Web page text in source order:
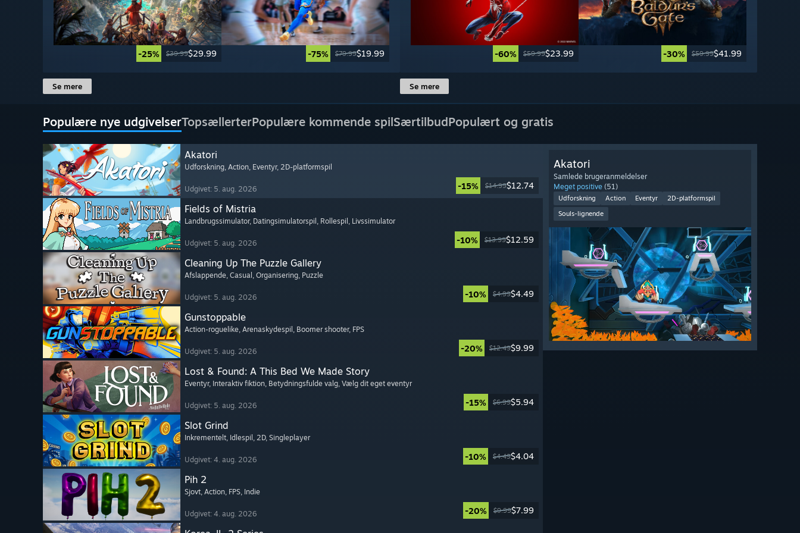
-25% $39.99$29.99 -75% $79.99$19.99
Se mere
-60% $59.99$23.99 -30% $59.99$41.99
Se mere
Populære nye udgivelserTopsællerterPopulære kommende spilSærtilbudPopulært og gratis
Akatori
Udforskning, Action, Eventyr, 2D-platformspil
Udgivet: 5. aug. 2026 -15% $14.99$12.74
Fields of Mistria
Landbrugssimulator, Datingsimulatorspil , Rollespil , Livssimulator
Udgivet: 5. aug. 2026 -10% $13.99$12.59
Cleaning Up The Puzzle Gallery
Afslappende, Casual , Organisering, Puzzle
Udgivet: 5. aug. 2026 -10% $4.99$4.49
Gunstoppable
Action-roguelike, Arenaskydespil , Boomer shooter, FPS
Udgivet: 5. aug. 2026 -20% $12.49$9.99
Lost & Found: A This Bed We Made Story
Eventyr, Interaktiv fiktion, Betydningsfulde valg, Vælg dit eget eventyr
Udgivet: 5. aug. 2026 -15% $6.99$5.94
Slot Grind
Inkrementelt, Idlespil , 2D, Singleplayer
Udgivet: 4. aug. 2026 -10% $4.49$4.04
Pih 2
Sjovt, Action, FPS, Indie
Udgivet: 4. aug. 2026 -20% $9.99$7.99
Akatori
Samlede brugeranmeldelser
Meget positive (51)
Udforskning Action Eventyr
2D-platformspil
Souls-lignende